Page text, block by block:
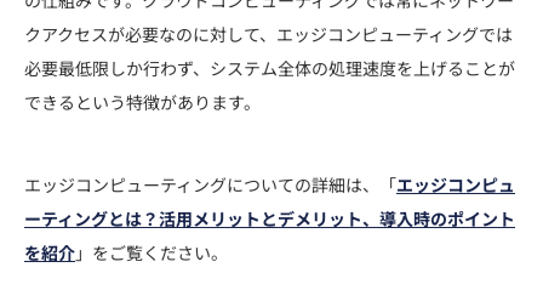
クアクセスが必要なのに対して、エッジコンピューティングでは
必要最低限しか行わず、システム全体の処理速度を上げることが
できるという特徴があります。
エッジコンピューティングについての詳細は、「エッジコンピュ
ーティングとは？活用メリットとデメリット、導入時のポイント
を紹介」をご覧ください。